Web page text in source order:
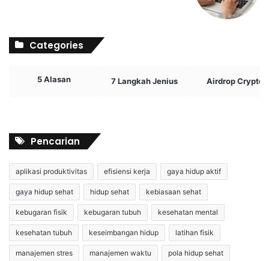
Categories
5 Alasan 7 Langkah Jenius Airdrop Crypto
Pencarian
aplikasi produktivitas efisiensi kerja gaya hidup aktif
gaya hidup sehat hidup sehat kebiasaan sehat
kebugaran fisik kebugaran tubuh kesehatan mental
kesehatan tubuh keseimbangan hidup latihan fisik
manajemen stres manajemen waktu pola hidup sehat